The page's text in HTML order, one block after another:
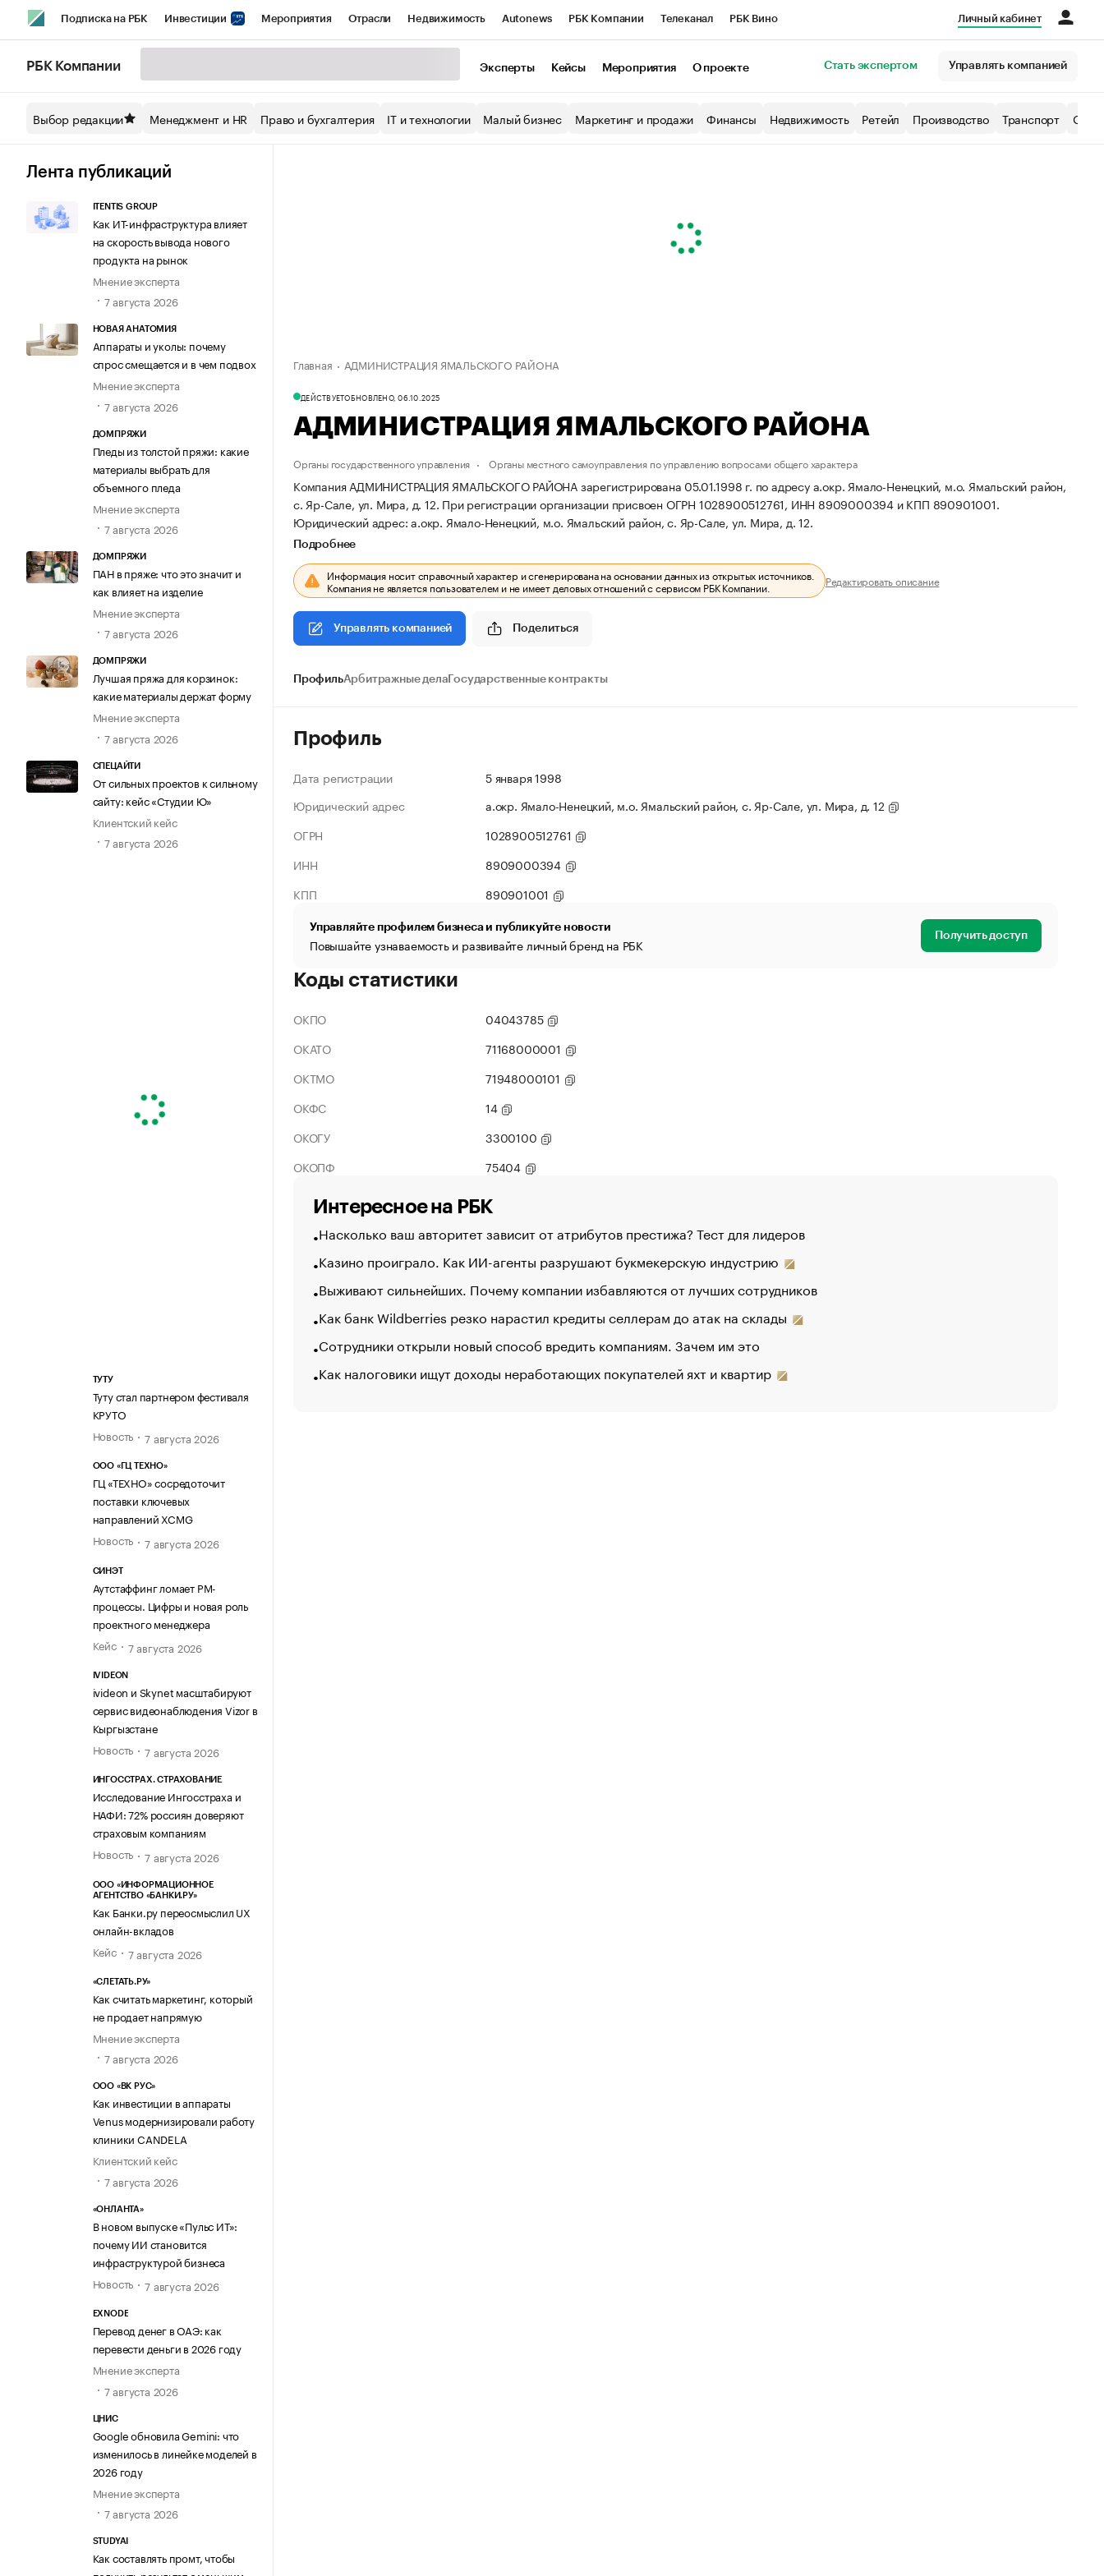
Подписка на РБК Инвестиции Мероприятия Отрасли Недвижимость Autonews РБК Компании Телеканал РБК Вино
Спецпроекты СПб Конференции СПб Спецпроекты Экономика Бизнес
Технологии и медиа
Личный кабинет
РБК Компании Эксперты Кейсы Мероприятия О проекте Стать экспертом Управлять компанией
Выбор редакции Менеджмент и HR Право и бухгалтерия IT и технологии Малый бизнес Маркетинг и продажи Финансы Недвижимость Ретейл Производство Транспорт
Лента публикаций
ITENTIS GROUP
Как ИТ-инфраструктура влияет
на скорость вывода нового
продукта на рынок
Мнение эксперта
7 августа 2026
НОВАЯ АНАТОМИЯ
Аппараты и уколы: почему
спрос смещается и в чем подвох
Мнение эксперта
7 августа 2026
ДОМПРЯЖИ
Пледы из толстой пряжи: какие
материалы выбрать для
объемного пледа
Мнение эксперта
7 августа 2026
ДОМПРЯЖИ
ПАН в пряже: что это значит и
как влияет на изделие
Мнение эксперта
7 августа 2026
ДОМПРЯЖИ
Лучшая пряжа для корзинок:
какие материалы держат форму
Мнение эксперта
7 августа 2026
СПЕЦАЙТИ
От сильных проектов к сильному
сайту: кейс «Студии Ю»
Клиентский кейс
7 августа 2026
ТУТУ
Туту стал партнером фестиваля
КРУТО
Новость
7 августа 2026
ООО «ГЦ ТЕХНО»
ГЦ «ТЕХНО» сосредоточит
поставки ключевых
направлений XCMG
Новость
7 августа 2026
СИНЭТ
Аутстаффинг ломает PM-
процессы. Цифры и новая роль
проектного менеджера
Кейс
7 августа 2026
IVIDEON
ivideon и Skynet масштабируют
сервис видеонаблюдения Vizor в
Кыргызстане
Новость
7 августа 2026
ИНГОССТРАХ. СТРАХОВАНИЕ
Исследование Ингосстраха и
НАФИ: 72% россиян доверяют
страховым компаниям
Новость
7 августа 2026
ООО «ИНФОРМАЦИОННОЕ
АГЕНТСТВО «БАНКИ.РУ»
Как Банки.ру переосмыслил UX
онлайн-вкладов
Кейс
7 августа 2026
«СЛЕТАТЬ.РУ»
Как считать маркетинг, который
не продает напрямую
Мнение эксперта
7 августа 2026
ООО «ВК РУС»
Как инвестиции в аппараты
Venus модернизировали работу
клиники CANDELA
Клиентский кейс
7 августа 2026
«ОНЛАНТА»
В новом выпуске «Пульс ИТ»:
почему ИИ становится
инфраструктурой бизнеса
Новость
7 августа 2026
EXNODE
Перевод денег в ОАЭ: как
перевести деньги в 2026 году
Мнение эксперта
7 августа 2026
ЦНИС
Google обновила Gemini: что
изменилось в линейке моделей в
2026 году
Мнение эксперта
7 августа 2026
STUDYAI
Как составлять промт, чтобы
Главная АДМИНИСТРАЦИЯ ЯМАЛЬСКОГО РАЙОНА
ДЕЙСТВУЕТОБНОВЛЕНО, 06.10.2025
АДМИНИСТРАЦИЯ ЯМАЛЬСКОГО РАЙОНА
Органы государственного управления Органы местного самоуправления по управлению вопросами общего характера
Компания АДМИНИСТРАЦИЯ ЯМАЛЬСКОГО РАЙОНА зарегистрирована 05.01.1998 г. по адресу а.окр. Ямало-Ненецкий, м.о. Ямальский район,
с. Яр-Сале, ул. Мира, д. 12. При регистрации организации присвоен ОГРН 1028900512761, ИНН 8909000394 и КПП 890901001.
Юридический адрес: а.окр. Ямало-Ненецкий, м.о. Ямальский район, с. Яр-Сале, ул. Мира, д. 12.
Подробнее
Информация носит справочный характер и сгенерирована на основании данных из открытых источников.
Компания не является пользователем и не имеет деловых отношений с сервисом РБК Компании. Редактировать описание
Управлять компанией Поделиться
ПрофильАрбитражные дела Государственные контракты
Профиль
Дата регистрации
5 января 1998
Юридический адрес
а.окр. Ямало-Ненецкий, м.о. Ямальский район, с. Яр-Сале, ул. Мира, д. 12
ОГРН
1028900512761
ИНН
8909000394
КПП
890901001
Управляйте профилем бизнеса и публикуйте новости
Повышайте узнаваемость и развивайте личный бренд на РБК Получить доступ
Коды статистики
ОКПО
04043785
ОКАТО
71168000001
ОКТМО
71948000101
ОКФС
14
ОКОГУ
3300100
ОКОПФ
75404
Интересное на РБК
Насколько ваш авторитет зависит от атрибутов престижа? Тест для лидеров
Казино проиграло. Как ИИ-агенты разрушают букмекерскую индустрию
Выживают сильнейших. Почему компании избавляются от лучших сотрудников
Как банк Wildberries резко нарастил кредиты селлерам до атак на склады
Сотрудники открыли новый способ вредить компаниям. Зачем им это
Как налоговики ищут доходы неработающих покупателей яхт и квартир